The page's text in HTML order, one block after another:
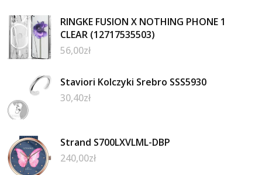
RINGKE FUSION X NOTHING PHONE 1
CLEAR (12717535503)
56,00zł
Staviori Kolczyki Srebro SSS5930
30,40zł
Strand S700LXVLML-DBP
240,00zł